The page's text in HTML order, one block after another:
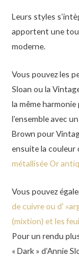
Leurs styles
apportent une
moderne.
Vous pouvez les
Sloan ou la
la même
l’ensemble avec
Brown pour
ensuite la couleur
métallisée Or
Vous pouvez
de cuivre ou d'
(mixtion) et les
Pour un rendu
« Dark » d’Annie